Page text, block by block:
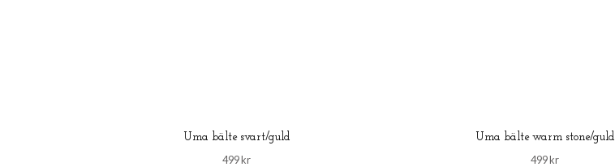
Uma bälte svart/guld
499 kr
Uma bälte warm stone/guld
499 kr